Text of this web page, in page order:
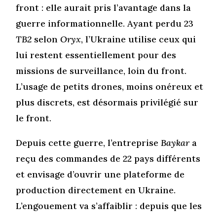
front : elle aurait pris l’avantage dans la
guerre informationnelle. Ayant perdu 23
TB2 selonOryx, l’Ukraine utilise ceux qui
lui restent essentiellement pour des
missions de surveillance, loin du front.
L’usage de petits drones, moins onéreux et
plus discrets, est désormais privilégié sur
le front.
Depuis cette guerre, l’entrepriseBaykara
reçu des commandes de 22 pays différents
et envisage d’ouvrir une plateforme de
production directement en Ukraine.
L’engouement va s’affaiblir : depuis que les